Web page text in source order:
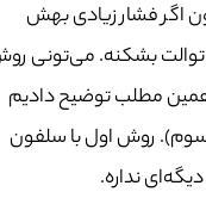
اگر فشار زیادی بهش
بشکنه. می‌تونی
همین مطلب توضیح دادیم
روش اول با سلفون
نداره.